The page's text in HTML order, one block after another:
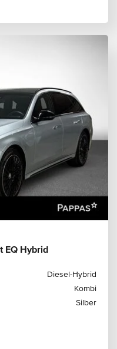
EQ Hybrid
Diesel-Hybrid
Kombi
Silber